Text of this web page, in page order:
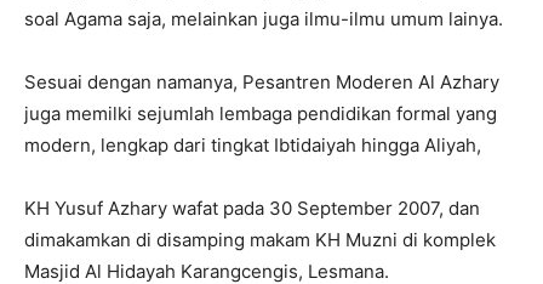
soal Agama saja, melainkan juga ilmu-ilmu umum lainya.
Sesuai dengan namanya, Pesantren Moderen Al Azhary
juga memilki sejumlah lembaga pendidikan formal yang
modern, lengkap dari tingkat Ibtidaiyah hingga Aliyah,
KH Yusuf Azhary wafat pada 30 September 2007, dan
dimakamkan di disamping makam KH Muzni di komplek
Masjid Al Hidayah Karangcengis, Lesmana.